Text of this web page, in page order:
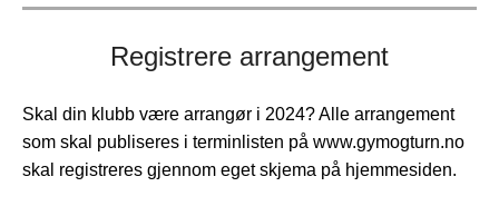
Registrere arrangement
Skal din klubb være arrangør i 2024? Alle arrangement
som skal publiseres i terminlisten på www.gymogturn.no
skal registreres gjennom eget skjema på hjemmesiden.